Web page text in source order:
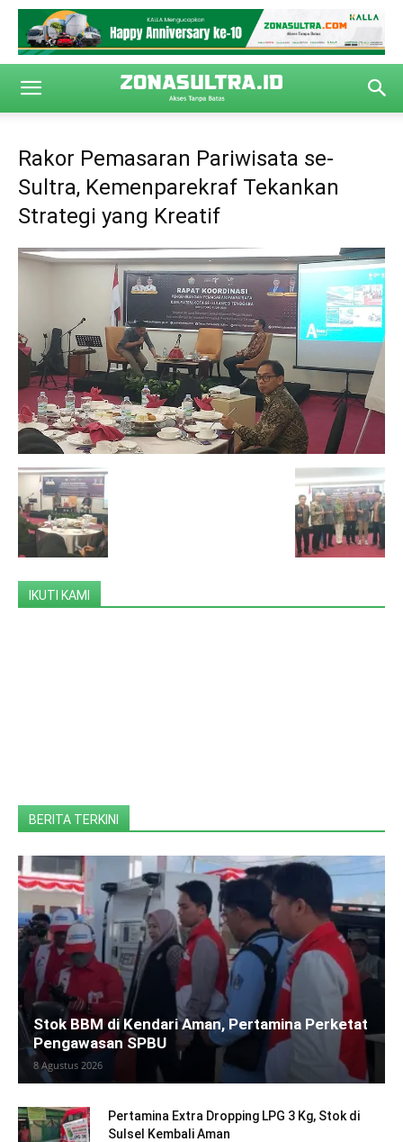
Rakor Pemasaran Pariwisata se-
Sultra, Kemenparekraf Tekankan
Strategi yang Kreatif
IKUTI KAMI
BERITA TERKINI
Stok BBM di Kendari Aman, Pertamina Perketat
Pengawasan SPBU
8 Agustus 2026
Pertamina Extra Dropping LPG 3 Kg, Stok di
Sulsel Kembali Aman